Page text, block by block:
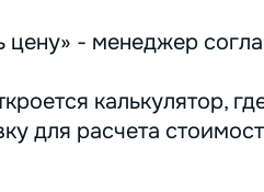
- менеджер
калькулятор,
для расчета